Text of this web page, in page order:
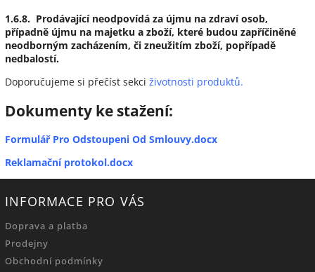
1.6.8. Prodávající neodpovídá za újmu na zdraví osob,
případně újmu na majetku a zboží, které budou zapříčiněné
neodborným zacházením, či zneužitím zboží, popřípadě
nedbalostí.
Doporučujeme si přečíst sekci životnosti produktů.
Dokumenty ke stažení:
Formulář Pro Odstoupeni Od Smlouvy.docx
Reklamační protokol.docx
INFORMACE PRO VÁS
Doprava a platba
Prodejny
Obchodní podmínky